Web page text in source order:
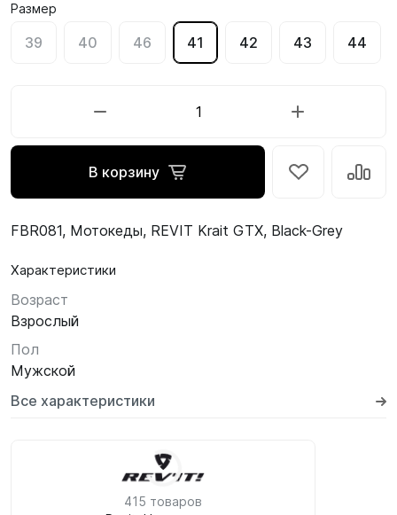
Размер
39 40 46 41 42 43 44
В корзину
FBR081, Мотокеды, REVIT Krait GTX, Black-Grey
Характеристики
Возраст
Взрослый
Пол
Мужской
Все характеристики
415 товаров